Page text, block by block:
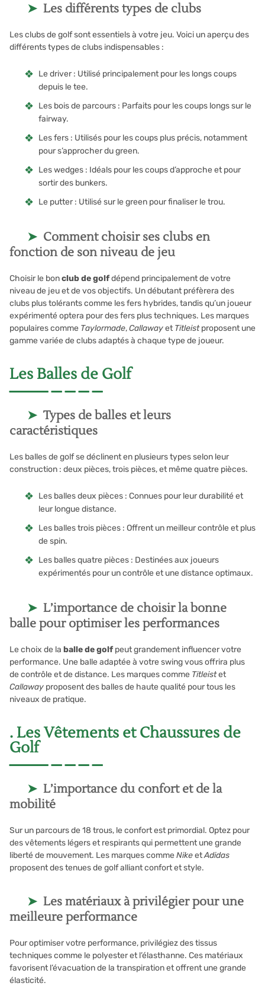
Les différents types de clubs
Les clubs de golf sont essentiels à votre jeu. Voici un aperçu des
différents types de clubs indispensables :
Le driver : Utilisé principalement pour les longs coups
depuis le tee.
Les bois de parcours : Parfaits pour les coups longs sur le
fairway.
Les fers : Utilisés pour les coups plus précis, notamment
pour s’approcher du green.
Les wedges : Idéals pour les coups d’approche et pour
sortir des bunkers.
Le putter : Utilisé sur le green pour finaliser le trou.
Comment choisir ses clubs en
fonction de son niveau de jeu
Choisir le bonclub de golfdépend principalement de votre
niveau de jeu et de vos objectifs. Un débutant préfèrera des
clubs plus tolérants comme les fers hybrides, tandis qu’un joueur
expérimenté optera pour des fers plus techniques. Les marques
populaires comme Taylormade,CallawayetTitleistproposent une
gamme variée de clubs adaptés à chaque type de joueur.
Les Balles de Golf
Types de balles et leurs
caractéristiques
Les balles de golf se déclinent en plusieurs types selon leur
construction : deux pièces, trois pièces, et même quatre pièces.
Les balles deux pièces : Connues pour leur durabilité et
leur longue distance.
Les balles trois pièces : Offrent un meilleur contrôle et plus
de spin.
Les balles quatre pièces : Destinées aux joueurs
expérimentés pour un contrôle et une distance optimaux.
L’importance de choisir la bonne
balle pour optimiser les performances
Le choix de la balle de golfpeut grandement influencer votre
performance. Une balle adaptée à votre swing vous offrira plus
de contrôle et de distance. Les marques comme Titleistet
Callaway proposent des balles de haute qualité pour tous les
niveaux de pratique.
. Les Vêtements et Chaussures de
Golf
L’importance du confort et de la
mobilité
Sur un parcours de 18 trous, le confort est primordial. Optez pour
des vêtements légers et respirants qui permettent une grande
liberté de mouvement. Les marques commeNikeetAdidas
proposent des tenues de golf alliant confort et style.
Les matériaux à privilégier pour une
meilleure performance
Pour optimiser votre performance, privilégiez des tissus
techniques comme le polyester et l’élasthanne. Ces matériaux
favorisent l’évacuation de la transpiration et offrent une grande
élasticité.